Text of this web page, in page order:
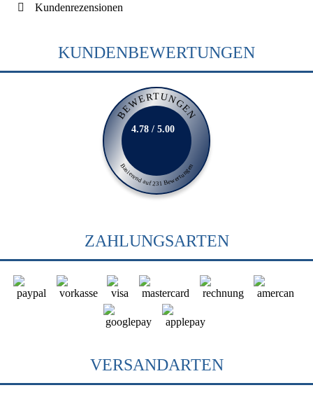
Kundenrezensionen
KUNDENBEWERTUNGEN
BEWERTUNGEN
Basierend auf 231 Bewertungen
4.78 / 5.00
ZAHLUNGSARTEN
VERSANDARTEN